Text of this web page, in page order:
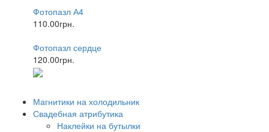
Фотопазл А4
110.00грн.
Фотопазл сердце
120.00грн.
Магнитики на холодильник
Свадебная атрибутика
Наклейки на бутылки